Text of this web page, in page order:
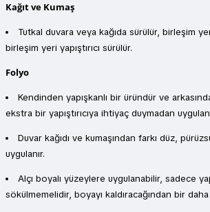
Kağıt ve Kumaş
Tutkal duvara veya kağıda sürülür, birleşim
birleşim yeri yapıştırıcı sürülür.
Folyo
Kendinden yapışkanlı bir üründür ve
ekstra bir yapıştırıcıya ihtiyaç duymadan
Duvar kağıdı ve kumaşından farkı düz,
uygulanır.
Alçı boyalı yüzeylere uygulanabilir, sadece
sökülmemelidir, boyayı kaldıracağından bir daha